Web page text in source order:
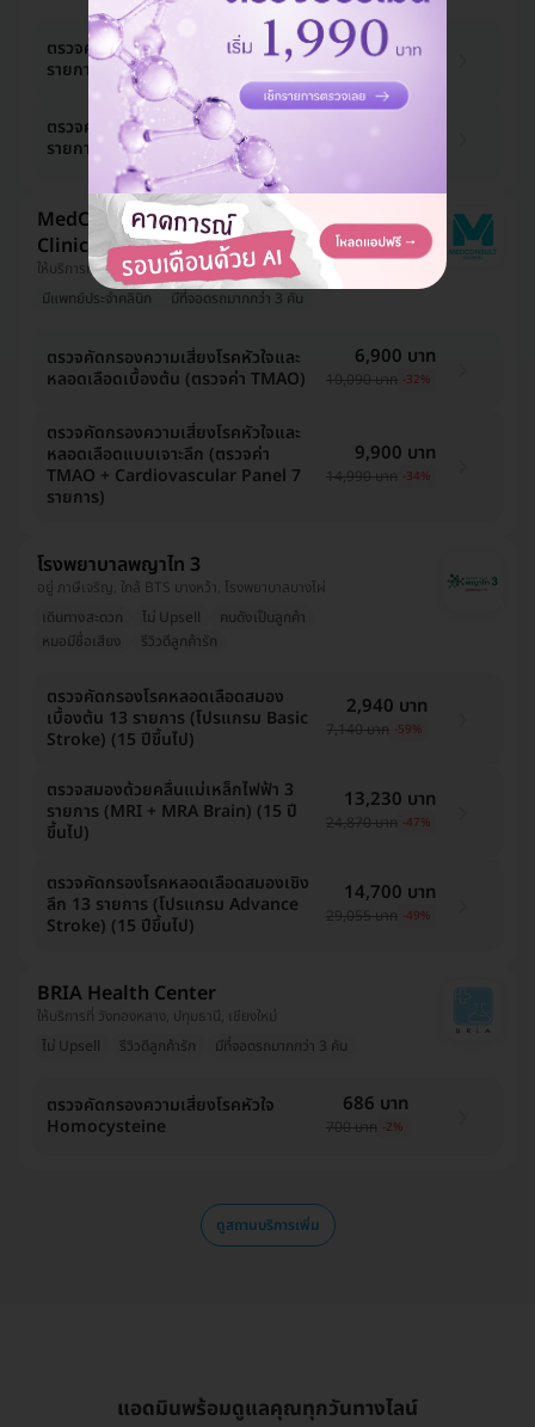
ตรวจคัดกรองโรคหลอดเลือดสมอง 13
รายการ (โปร 1) (15 ปีขึ้นไป)
2,450 บาท
5,660 บาท
ตรวจคัดกรองโรคหลอดเลือดสมอง 14
รายการ (โปร 2) (15 ปีขึ้นไป)
MedConsult Bangkok Medical
Clinic
ให้บริการที่ วัฒนา
มีแพทย์ประจำคลินิก
มีที่จอดรถมากกว่า 3 คัน
ตรวจคัดกรองความเสี่ยงโรคหัวใจและ
หลอดเลือดเบื้องต้น (ตรวจค่า TMAO)
6,900 บาท
10,090 บาท -32%
ตรวจคัดกรองความเสี่ยงโรคหัวใจและ
หลอดเลือดแบบเจาะลึก (ตรวจค่า
TMAO + Cardiovascular Panel 7
รายการ)
9,900 บาท
14,990 บาท -34%
โรงพยาบาลพญาไท 3
อยู่ ภาษีเจริญ, ใกล้ BTS บางหว้า, โรงพยาบาลบางไผ่
เดินทางสะดวก
ไม่ Upsell
คนดังเป็นลูกค้า
หมอมีชื่อเสียง
รีวิวดีลูกค้ารัก
ตรวจคัดกรองโรคหลอดเลือดสมอง
เบื้องต้น 13 รายการ (โปรแกรม Basic
Stroke) (15 ปีขึ้นไป)
2,940 บาท
7,140 บาท -59%
ตรวจสมองด้วยคลื่นแม่เหล็กไฟฟ้า 3
รายการ (MRI + MRA Brain) (15 ปี
ขึ้นไป)
13,230 บาท
24,870 บาท -47%
ตรวจคัดกรองโรคหลอดเลือดสมองเชิง
ลึก 13 รายการ (โปรแกรม Advance
Stroke) (15 ปีขึ้นไป)
14,700 บาท
29,055 บาท -49%
BRIA Health Center
ให้บริการที่ วังทองหลาง, ปทุมธานี, เชียงใหม่
ไม่ Upsell
รีวิวดีลูกค้ารัก มีที่จอดรถมากกว่า 3 คัน
ตรวจคัดกรองความเสี่ยงโรคหัวใจ
Homocysteine
686 บาท
700 บาท -2%
ดูสถานบริการเพิ่ม
แอดมินพร้อมดูแลคุณทุกวันทางไลน์